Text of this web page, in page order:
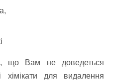
що Вам не доведеться
хімікати для видалення